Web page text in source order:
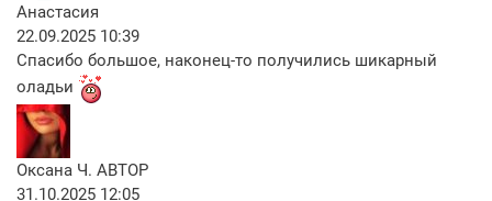
Анастасия
22.09.2025 10:39
Спасибо большое, наконец-то получились шикарный
оладьи
Оксана Ч. АВТОР
31.10.2025 12:05